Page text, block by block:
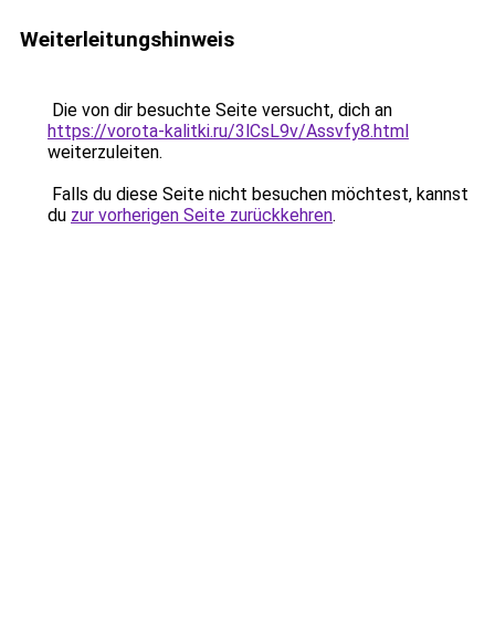
Weiterleitungshinweis
Die von dir besuchte Seite versucht, dich an
https://vorota-kalitki.ru/3lCsL9v/Assvfy8.html
weiterzuleiten.
Falls du diese Seite nicht besuchen möchtest, kannst
du zur vorherigen Seite zurückkehren.